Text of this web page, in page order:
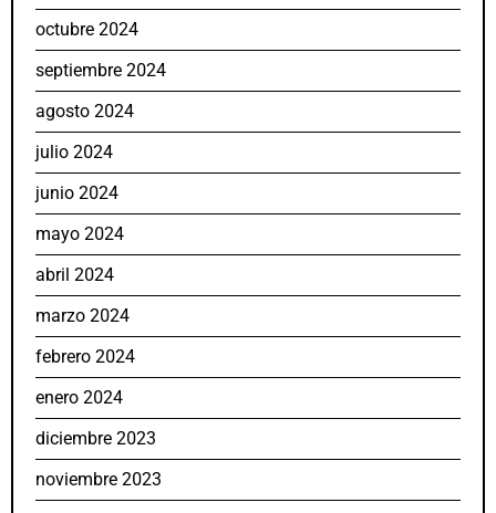
octubre 2024
septiembre 2024
agosto 2024
julio 2024
junio 2024
mayo 2024
abril 2024
marzo 2024
febrero 2024
enero 2024
diciembre 2023
noviembre 2023